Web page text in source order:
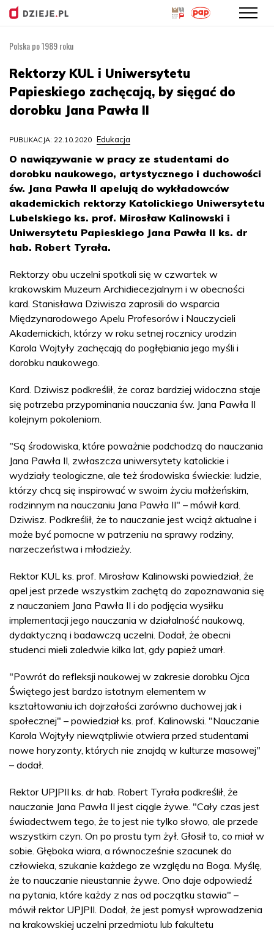
treści
Polska po 1989 roku
Rektorzy KUL i Uniwersytetu
Papieskiego zachęcają, by sięgać do
dorobku Jana Pawła II
PUBLIKACJA: 22.10.2020 Edukacja
O nawiązywanie w pracy ze studentami do
dorobku naukowego, artystycznego i duchowości
św. Jana Pawła II apelują do wykładowców
akademickich rektorzy Katolickiego Uniwersytetu
Lubelskiego ks. prof. Mirosław Kalinowski i
Uniwersytetu Papieskiego Jana Pawła II ks. dr
hab. Robert Tyrała.
Rektorzy obu uczelni spotkali się w czwartek w
krakowskim Muzeum Archidiecezjalnym i w obecności
kard. Stanisława Dziwisza zaprosili do wsparcia
Międzynarodowego Apelu Profesorów i Nauczycieli
Akademickich, którzy w roku setnej rocznicy urodzin
Karola Wojtyły zachęcają do pogłębiania jego myśli i
dorobku naukowego.
Kard. Dziwisz podkreślił, że coraz bardziej widoczna staje
się potrzeba przypominania nauczania św. Jana Pawła II
kolejnym pokoleniom.
"Są środowiska, które poważnie podchodzą do nauczania
Jana Pawła II, zwłaszcza uniwersytety katolickie i
wydziały teologiczne, ale też środowiska świeckie: ludzie,
którzy chcą się inspirować w swoim życiu małżeńskim,
rodzinnym na nauczaniu Jana Pawła II" – mówił kard.
Dziwisz. Podkreślił, że to nauczanie jest wciąż aktualne i
może być pomocne w patrzeniu na sprawy rodziny,
narzeczeństwa i młodzieży.
Rektor KUL ks. prof. Mirosław Kalinowski powiedział, że
apel jest przede wszystkim zachętą do zapoznawania się
z nauczaniem Jana Pawła II i do podjęcia wysiłku
implementacji jego nauczania w działalność naukową,
dydaktyczną i badawczą uczelni. Dodał, że obecni
studenci mieli zaledwie kilka lat, gdy papież umarł.
"Powrót do refleksji naukowej w zakresie dorobku Ojca
Świętego jest bardzo istotnym elementem w
kształtowaniu ich dojrzałości zarówno duchowej jak i
społecznej" – powiedział ks. prof. Kalinowski. "Nauczanie
Karola Wojtyły niewątpliwie otwiera przed studentami
nowe horyzonty, których nie znajdą w kulturze masowej"
– dodał.
Rektor UPJPII ks. dr hab. Robert Tyrała podkreślił, że
nauczanie Jana Pawła II jest ciągle żywe. "Cały czas jest
świadectwem tego, że to jest nie tylko słowo, ale przede
wszystkim czyn. On po prostu tym żył. Głosił to, co miał w
sobie. Głęboka wiara, a równocześnie szacunek do
człowieka, szukanie każdego ze względu na Boga. Myślę,
że to nauczanie nieustannie żywe. Ono daje odpowiedź
na pytania, które każdy z nas od początku stawia" –
mówił rektor UPJPII. Dodał, że jest pomysł wprowadzenia
na krakowskiej uczelni przedmiotu lub fakultetu